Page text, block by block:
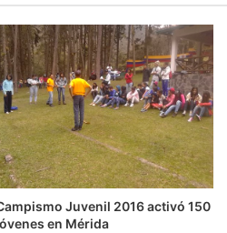
Juvenil 2016 activó 150
en Mérida